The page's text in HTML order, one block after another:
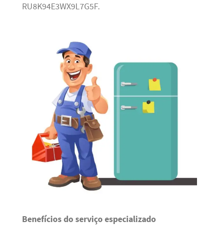
RU8K94E3WX9L7G5F.
Benefícios do serviço especializado